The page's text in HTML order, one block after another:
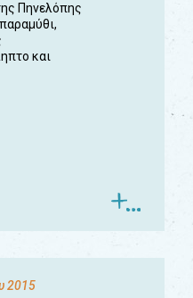
Πηνελόπης
και
2015